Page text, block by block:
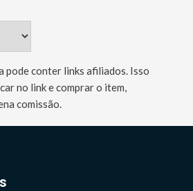
pode conter links afiliados. Isso
no link e comprar o item,
comissão.